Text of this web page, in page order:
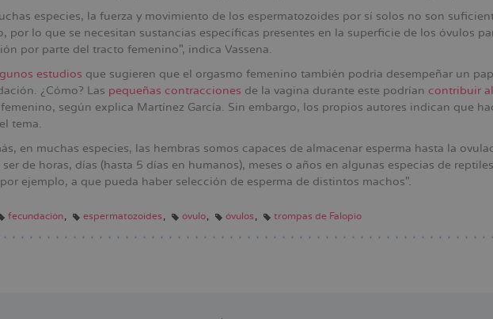
especies, la fuerza y movimiento de los espermatozoides por sí solos no son
por lo que se necesitan sustancias específicas presentes en la superficie de los óvulos
por parte del tracto femenino", indica Vassena.
estudios que sugieren que el orgasmo femenino también podría desempeñar un
¿Cómo? Las pequeñas contracciones de la vagina durante este podrían contribuir
según explica Martínez García. Sin embargo, los propios autores indican que
tema.
en muchas especies, las hembras somos capaces de almacenar esperma hasta la
ser de horas, días (hasta 5 días en humanos), meses o años en algunas especias de
ejemplo, a que pueda haber selección de esperma de distintos machos".
fecundación espermatozoides óvulo óvulos trompas de Falopio